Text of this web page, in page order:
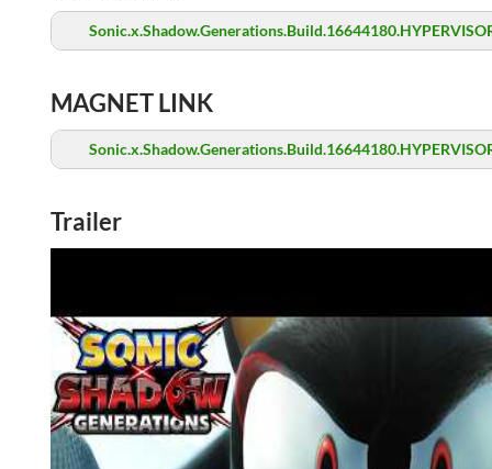
MAGNET LINK
Trailer